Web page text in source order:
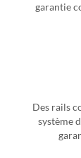
garantie
Des rails
système